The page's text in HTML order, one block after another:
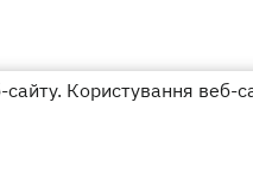
Користування веб-